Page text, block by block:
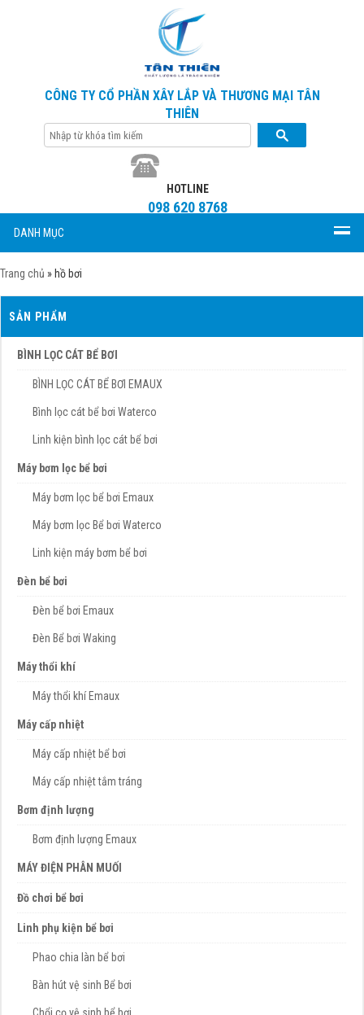
CÔNG TY CỔ PHẦN XÂY LẮP VÀ THƯƠNG MẠI TÂN
THIÊN
HOTLINE
098 620 8768
DANH MỤC
Trang chủ » hồ bơi
SẢN PHẨM
BÌNH LỌC CÁT BỂ BƠI
BÌNH LỌC CÁT BỂ BƠI EMAUX
Bình lọc cát bể bơi Waterco
Linh kiện bình lọc cát bể bơi
Máy bơm lọc bể bơi
Máy bơm lọc bể bơi Emaux
Máy bơm lọc Bể bơi Waterco
Linh kiện máy bơm bể bơi
Đèn bể bơi
Đèn bể bơi Emaux
Đèn Bể bơi Waking
Máy thổi khí
Máy thổi khí Emaux
Máy cấp nhiệt
Máy cấp nhiệt bể bơi
Máy cấp nhiệt tắm tráng
Bơm định lượng
Bơm định lượng Emaux
MÁY ĐIỆN PHÂN MUỐI
Đồ chơi bể bơi
Linh phụ kiện bể bơi
Phao chia làn bể bơi
Bàn hút vệ sinh Bể bơi